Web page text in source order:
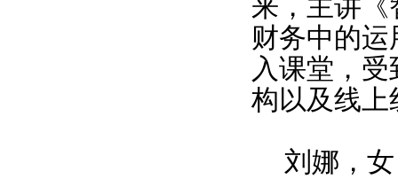
来，主讲
财务中的
入课堂，
构以及线上
刘娜，